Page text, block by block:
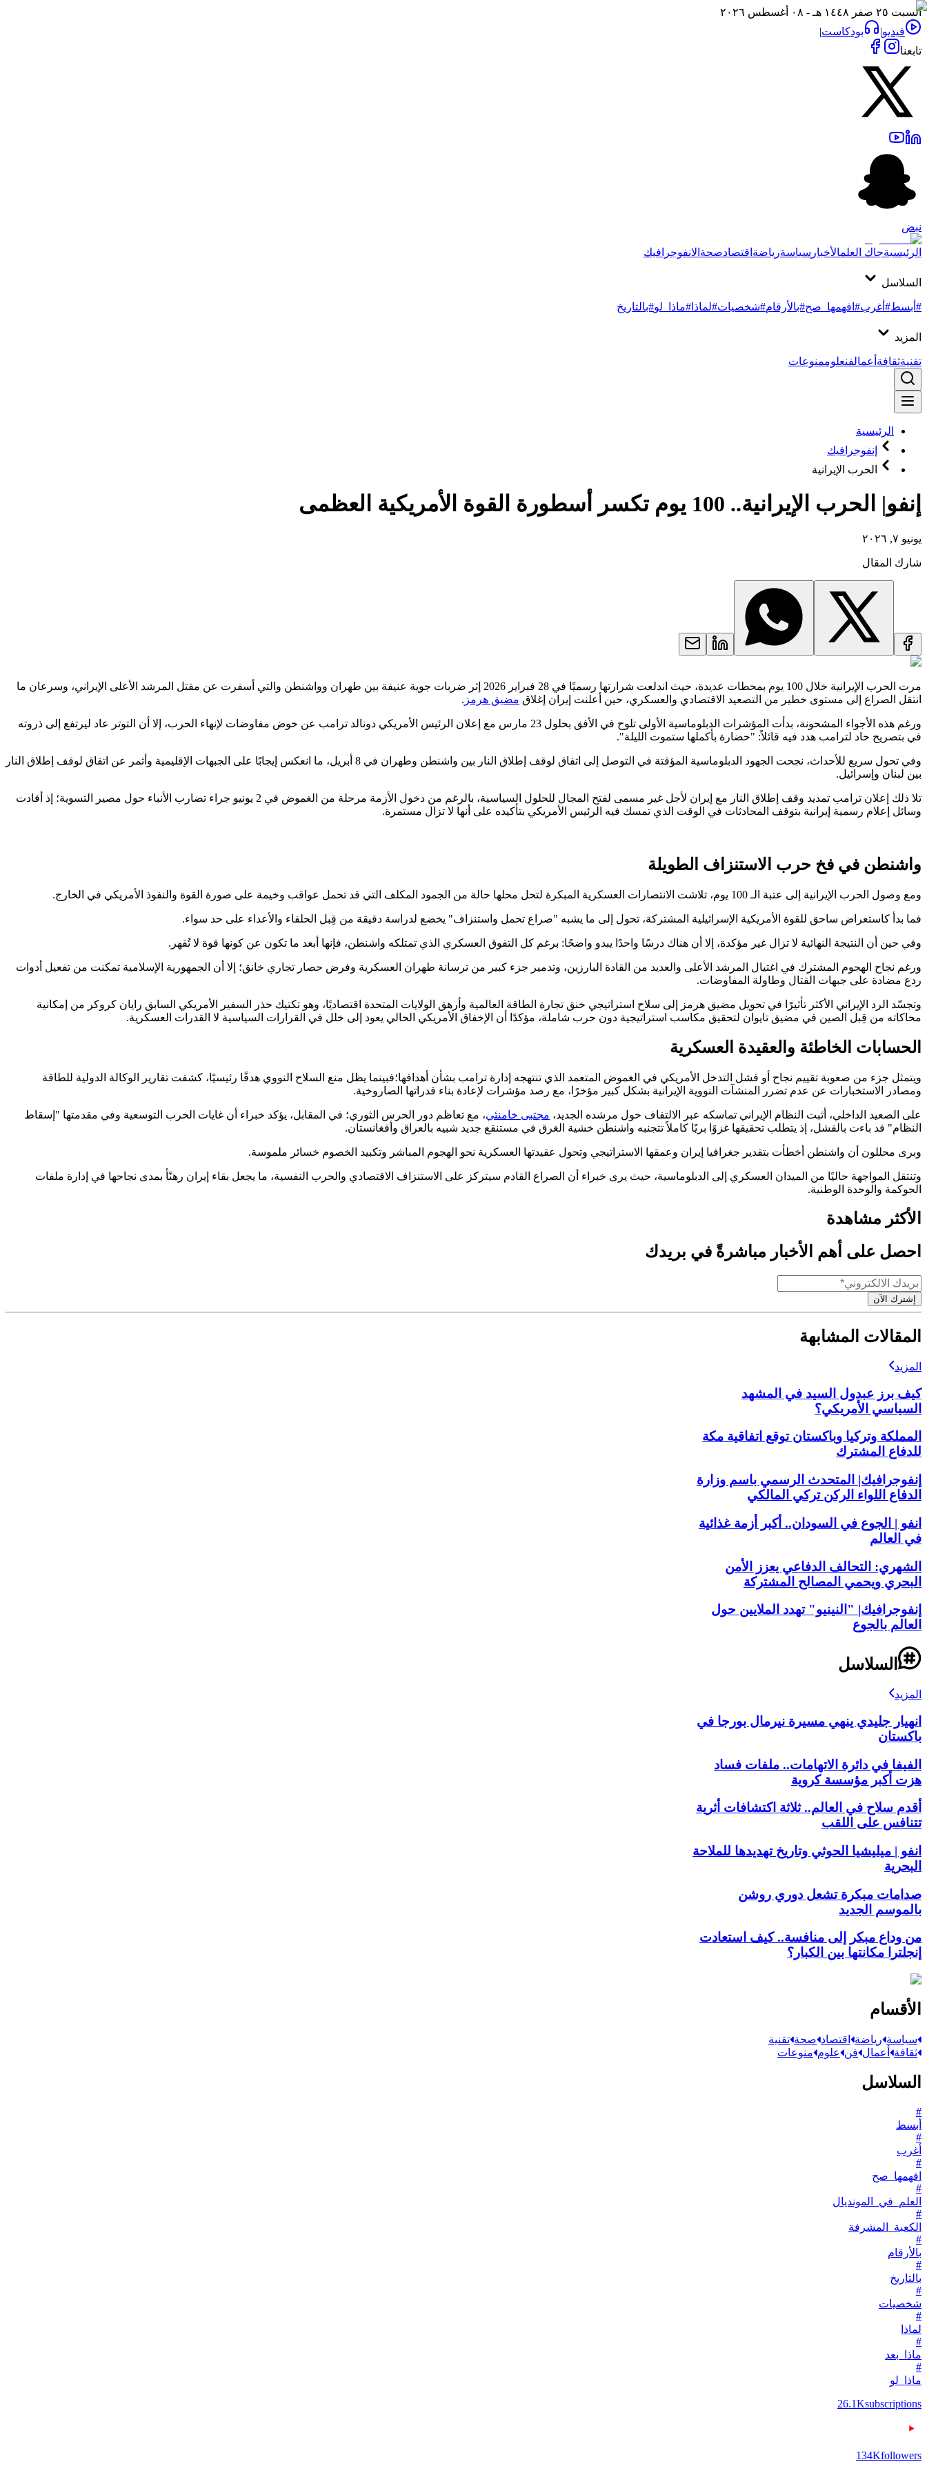
السبت ٢٥ صفر ١٤٤٨ هـ - ٠٨ أغسطس ٢٠٢٦
فيديو| بودكاست|
تابعنا
نبض
الرئيسيةجاك العلمالأخبار سياسةرياضة اقتصادصحة الانفوجرافيك
السلاسل
#أبسط#أغرب#افهمها_صح#بالأرقام#شخصيات#لماذا #ماذا_لو#بالتاريخ
المزيد
تقنيةثقافة أعمالفنعلوممنوعات
الرئيسية
إنفوجرافيك
الحرب الإيرانية
إنفو| الحرب الإيرانية.. 100 يوم تكسر أسطورة القوة الأمريكية العظمى
يونيو ٧, ٢٠٢٦
شارك المقال
مرت الحرب الإيرانية خلال 100 يوم بمحطات عديدة، حيث اندلعت شرارتها رسميًا في 28 فبراير 2026 إثر ضربات جوية عنيفة بين طهران وواشنطن والتي أسفرت عن مقتل المرشد الأعلى الإيراني، وسرعان ما
انتقل الصراع إلى مستوى خطير من التصعيد الاقتصادي والعسكري، حين أعلنت إيران إغلاق مضيق هرمز .
ورغم هذه الأجواء المشحونة، بدأت المؤشرات الدبلوماسية الأولى تلوح في الأفق بحلول 23 مارس مع إعلان الرئيس الأمريكي دونالد ترامب عن خوض مفاوضات لإنهاء الحرب، إلا أن التوتر عاد ليرتفع إلى ذروته
في بتصريح حاد لترامب هدد فيه قائلاً: "حضارة بأكملها ستموت الليلة".
وفي تحول سريع للأحداث، نجحت الجهود الدبلوماسية المؤقتة في التوصل إلى اتفاق لوقف إطلاق النار بين واشنطن وطهران في 8 أبريل، ما انعكس إيجابًا على الجبهات الإقليمية وأثمر عن اتفاق لوقف إطلاق النار
بين لبنان وإسرائيل.
تلا ذلك إعلان ترامب تمديد وقف إطلاق النار مع إيران لأجل غير مسمى لفتح المجال للحلول السياسية، بالرغم من دخول الأزمة مرحلة من الغموض في 2 يونيو جراء تضارب الأنباء حول مصير التسوية؛ إذ أفادت
وسائل إعلام رسمية إيرانية بتوقف المحادثات في الوقت الذي تمسك فيه الرئيس الأمريكي بتأكيده على أنها لا تزال مستمرة.
واشنطن في فخ حرب الاستنزاف الطويلة
ومع وصول الحرب الإيرانية إلى عتبة الـ 100 يوم، تلاشت الانتصارات العسكرية المبكرة لتحل محلها حالة من الجمود المكلف التي قد تحمل عواقب وخيمة على صورة القوة والنفوذ الأمريكي في الخارج.
فما بدأ كاستعراض ساحق للقوة الأمريكية الإسرائيلية المشتركة، تحول إلى ما يشبه "صراع تحمل واستنزاف" يخضع لدراسة دقيقة من قِبل الحلفاء والأعداء على حد سواء.
وفي حين أن النتيجة النهائية لا تزال غير مؤكدة، إلا أن هناك درسًا واحدًا يبدو واضحًا: برغم كل التفوق العسكري الذي تمتلكه واشنطن، فإنها أبعد ما تكون عن كونها قوة لا تُقهر.
ورغم نجاح الهجوم المشترك في اغتيال المرشد الأعلى والعديد من القادة البارزين، وتدمير جزء كبير من ترسانة طهران العسكرية وفرض حصار تجاري خانق؛ إلا أن الجمهورية الإسلامية تمكنت من تفعيل أدوات
ردع مضادة على جبهات القتال وطاولة المفاوضات.
وتجسّد الرد الإيراني الأكثر تأثيرًا في تحويل مضيق هرمز إلى سلاح استراتيجي خنق تجارة الطاقة العالمية وأرهق الولايات المتحدة اقتصاديًا، وهو تكتيك حذر السفير الأمريكي السابق رايان كروكر من إمكانية
محاكاته من قِبل الصين في مضيق تايوان لتحقيق مكاسب استراتيجية دون حرب شاملة، مؤكدًا أن الإخفاق الأمريكي الحالي يعود إلى خلل في القرارات السياسية لا القدرات العسكرية.
الحسابات الخاطئة والعقيدة العسكرية
ويتمثل جزء من صعوبة تقييم نجاح أو فشل التدخل الأمريكي في الغموض المتعمد الذي تنتهجه إدارة ترامب بشأن أهدافها؛فبينما يظل منع السلاح النووي هدفًا رئيسيًا، كشفت تقارير الوكالة الدولية للطاقة
ومصادر الاستخبارات عن عدم تضرر المنشآت النووية الإيرانية بشكل كبير مؤخرًا، مع رصد مؤشرات لإعادة بناء قدراتها الصاروخية.
على الصعيد الداخلي، أثبت النظام الإيراني تماسكه عبر الالتفاف حول مرشده الجديد، مجتبى خامنئي، مع تعاظم دور الحرس الثوري؛ في المقابل، يؤكد خبراء أن غايات الحرب التوسعية وفي مقدمتها "إسقاط
النظام" قد باءت بالفشل، إذ يتطلب تحقيقها غزوًا بريًا كاملاً تتجنبه واشنطن خشية الغرق في مستنقع جديد شبيه بالعراق وأفغانستان.
وبرى محللون أن واشنطن أخطأت بتقدير جغرافيا إيران وعمقها الاستراتيجي وتحول عقيدتها العسكرية نحو الهجوم المباشر وتكبيد الخصوم خسائر ملموسة.
وتنتقل المواجهة حاليًا من الميدان العسكري إلى الدبلوماسية، حيث يرى خبراء أن الصراع القادم سيتركز على الاستنزاف الاقتصادي والحرب النفسية، ما يجعل بقاء إيران رهنًأ بمدى نجاحها في إدارة ملفات
الحوكمة والوحدة الوطنية.
الأكثر مشاهدة
احصل على أهم الأخبار مباشرةً في بريدك
إشترك الآن
المقالات المشابهة
المزيد
كيف برز عبدول السيد في المشهد
السياسي الأمريكي؟
المملكة وتركيا وباكستان توقع اتفاقية مكة
للدفاع المشترك
إنفوجرافيك| المتحدث الرسمي باسم وزارة
الدفاع اللواء الركن تركي المالكي
انفو | الجوع في السودان.. أكبر أزمة غذائية
في العالم
الشهري: التحالف الدفاعي يعزز الأمن
البحري ويحمي المصالح المشتركة
إنفوجرافيك| "النينيو" تهدد الملايين حول
العالم بالجوع
السلاسل
المزيد
انهيار جليدي ينهي مسيرة نيرمال بورجا في
باكستان
الفيفا في دائرة الاتهامات.. ملفات فساد
هزت أكبر مؤسسة كروية
أقدم سلاح في العالم.. ثلاثة اكتشافات أثرية
تتنافس على اللقب
انفو | ميليشيا الحوثي وتاريخ تهديدها للملاحة
البحرية
صدامات مبكرة تشعل دوري روشن
بالموسم الجديد
من وداع مبكر إلى منافسة.. كيف استعادت
إنجلترا مكانتها بين الكبار؟
الأقسام
سياسة رياضة اقتصاد صحة تقنية
ثقافة
أعمال فن علوم منوعات
السلاسل
#
أبسط
#
أغرب
#
افهمها_صح
#
العلم_في_المونديال
#
الكعبة_المشرفة
#
بالأرقام
#
بالتاريخ
#
شخصيات
#
لماذا
#
ماذا_بعد
#
ماذا_لو
26.1Ksubscriptions
134Kfollowers